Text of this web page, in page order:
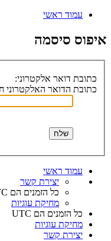
עמוד ראשי
איפוס סיסמה
כתובת דואר אלקטרוני:
כתובת הדואר
עמוד ראשי
יצירת קשר
כל הזמנים הם
מחיקת עוגיות
כל הזמנים הם UTC
מחיקת עוגיות
יצירת קשר